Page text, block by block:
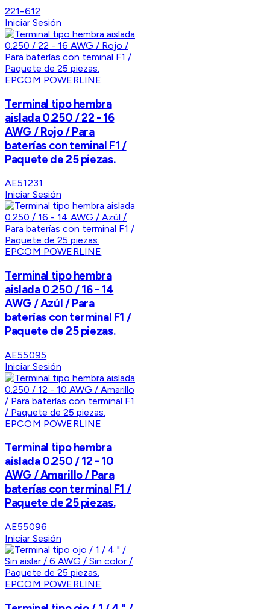
221-612
Iniciar Sesión
EPCOM POWERLINE
Terminal tipo hembra
aislada 0.250 / 22 - 16
AWG / Rojo / Para
baterías con teminal F1 /
Paquete de 25 piezas.
AE51231
Iniciar Sesión
EPCOM POWERLINE
Terminal tipo hembra
aislada 0.250 / 16 - 14
AWG / Azúl / Para
baterías con terminal F1 /
Paquete de 25 piezas.
AE55095
Iniciar Sesión
EPCOM POWERLINE
Terminal tipo hembra
aislada 0.250 / 12 - 10
AWG / Amarillo / Para
baterías con terminal F1 /
Paquete de 25 piezas.
AE55096
Iniciar Sesión
EPCOM POWERLINE